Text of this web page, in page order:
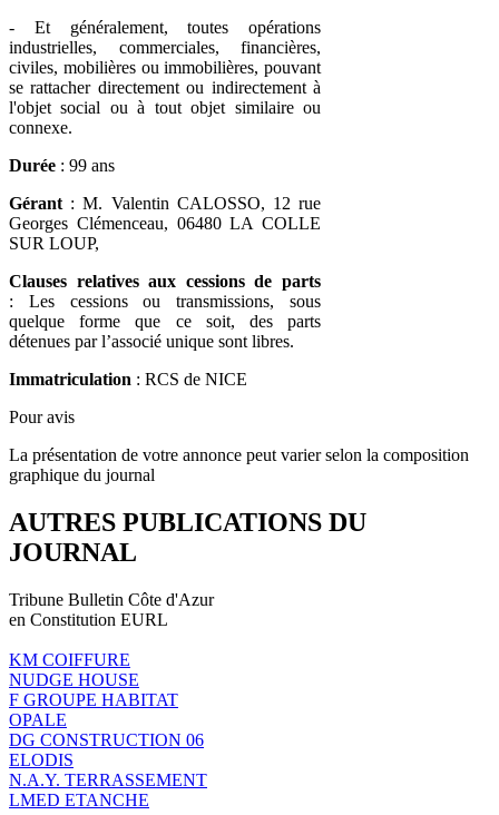
- Et généralement, toutes opérations
industrielles, commerciales, financières,
civiles, mobilières ou immobilières, pouvant
se rattacher directement ou indirectement à
l'objet social ou à tout objet similaire ou
connexe.
Durée : 99 ans
Gérant : M. Valentin CALOSSO, 12 rue
Georges Clémenceau, 06480 LA COLLE
SUR LOUP,
Clauses relatives aux cessions de parts
: Les cessions ou transmissions, sous
quelque forme que ce soit, des parts
détenues par l’associé unique sont libres.
Immatriculation : RCS de NICE
Pour avis
La présentation de votre annonce peut varier selon la composition
graphique du journal
AUTRES PUBLICATIONS DU
JOURNAL
Tribune Bulletin Côte d'Azur
en Constitution EURL
KM COIFFURE
NUDGE HOUSE
F GROUPE HABITAT
OPALE
DG CONSTRUCTION 06
ELODIS
N.A.Y. TERRASSEMENT
LMED ETANCHE